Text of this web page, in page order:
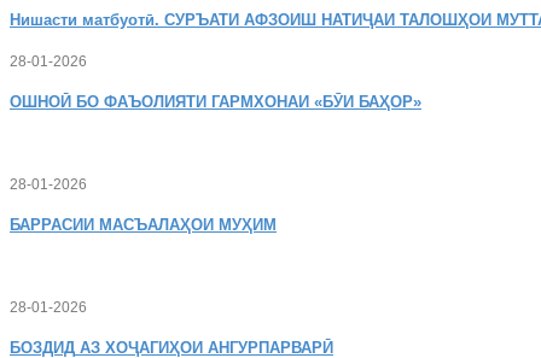
Нишасти матбуотӣ. СУРЪАТИ АФЗОИШ НАТИҶАИ ТАЛОШҲОИ
28-01-2026
ОШНОӢ БО ФАЪОЛИЯТИ ГАРМХОНАИ «БӮИ БАҲОР»
28-01-2026
БАРРАСИИ МАСЪАЛАҲОИ МУҲИМ
28-01-2026
БОЗДИД АЗ ХОҶАГИҲОИ АНГУРПАРВАРӢ